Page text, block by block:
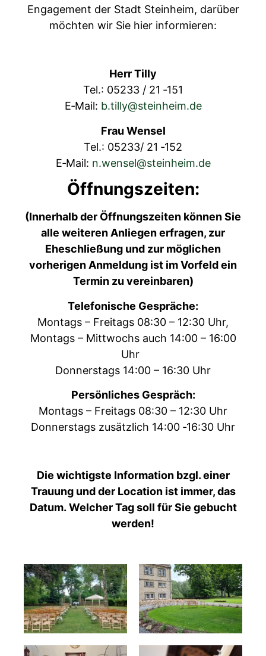
Engage­ment der Stadt Stein­heim, darüber
möcht­en wir Sie hier informieren:
Herr Tilly
Tel.: 05233 / 21 ‑151
E‑Mail: b.tilly@steinheim.de
Frau Wensel
Tel.: 05233/ 21 ‑152
E‑Mail: n.wensel@steinheim.de
Öffnungszeiten:
(Inner­halb der Öff­nungszeit­en kön­nen Sie
alle weit­eren Anliegen erfra­gen, zur
Eheschließung und zur möglichen
vorheri­gen Anmel­dung ist im Vor­feld ein
Ter­min zu vereinbaren)
Tele­fonis­che Gespräche:
Mon­tags – Fre­itags 08:30 – 12:30 Uhr,
Mon­tags – Mittwochs auch 14:00 – 16:00
Uhr
Don­ner­stags 14:00 – 16:30 Uhr
Per­sön­lich­es Gespräch:
Mon­tags – Fre­itags 08:30 – 12:30 Uhr
Don­ner­stags zusät­zlich 14:00 ‑16:30 Uhr
Die wichtig­ste Infor­ma­tion bzgl. ein­er
Trau­ung und der Loca­tion ist immer, das
Datum. Welch­er Tag soll für Sie gebucht
werden!